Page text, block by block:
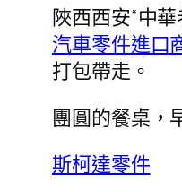
陜西西安“中
汽車零件進口
打包帶走。
團圓的餐桌，
斯柯達零件